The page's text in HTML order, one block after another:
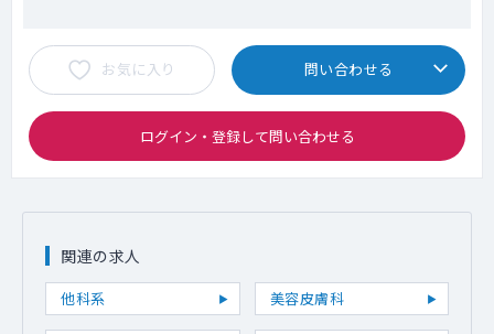
お気に入り 問い合わせる
ログイン・登録して問い合わせる
関連の求人
他科系 美容皮膚科